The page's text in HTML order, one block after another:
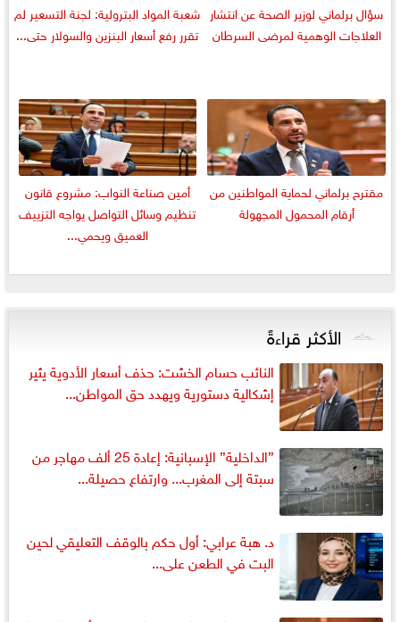
سؤال برلماني لوزير الصحة عن انتشار
العلاجات الوهمية لمرضى السرطان
شعبة المواد البترولية: لجنة التسعير لم
تقرر رفع أسعار البنزين والسولار حتى...
مقترح برلماني لحماية المواطنين من
أرقام المحمول المجهولة
أمين صناعة النواب: مشروع قانون
تنظيم وسائل التواصل يواجه التزييف
العميق ويحمي...
الأكثر قراءةً
النائب حسام الخشت: حذف أسعار الأدوية يثير
إشكالية دستورية ويهدد حق المواطن...
”الداخلية” الإسبانية: إعادة 25 ألف مهاجر من
سبتة إلى المغرب... وارتفاع حصيلة...
د. هبة عرابي: أول حكم بالوقف التعليقي لحين
البت في الطعن على...